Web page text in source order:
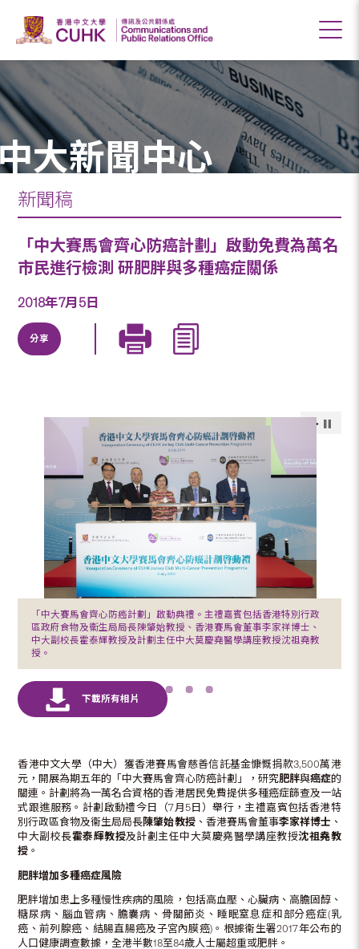
大新聞中心
新聞稿
「中大賽馬會齊心防癌計劃」啟動免費為萬名
市民進行檢測 研肥胖與多種癌症關係
2018年7月5日
分享
「中大賽馬會齊心防癌計劃」啟動典禮。主禮嘉賓包括香港特別行政
區政府食物及衞生局局長陳肇始教授、香港賽馬會董事李家祥博士、
中大副校長霍泰輝教授及計劃主任中大莫慶堯醫學講座教授沈祖堯教
授。
香港中文大學（中大）獲香港賽馬會慈善信託基金慷慨捐款3,500萬港
元，開展為期五年的「中大賽馬會齊心防癌計劃」，研究肥胖與癌症的
關連。計劃將為一萬名合資格的香港居民免費提供多種癌症篩查及一站
式跟進服務。計劃啟動禮今日（7月5日）舉行，主禮嘉賓包括香港特
別行政區食物及衞生局局長陳肇始教授、香港賽馬會董事李家祥博士、
中大副校長霍泰輝教授及計劃主任中大莫慶堯醫學講座教授沈祖堯教
授 。
肥胖增加多種癌症風險
肥胖增加患上多種慢性疾病的風險，包括高血壓、心臟病、高膽固醇、
糖尿病、腦血管病、膽囊病、骨關節炎、睡眠窒息症和部分癌症(乳
癌、前列腺癌、結腸直腸癌及子宮內膜癌)。根據衞生署2017年公布的
人口健康調查數據，全港半數18至84歲人士屬超重或肥胖。